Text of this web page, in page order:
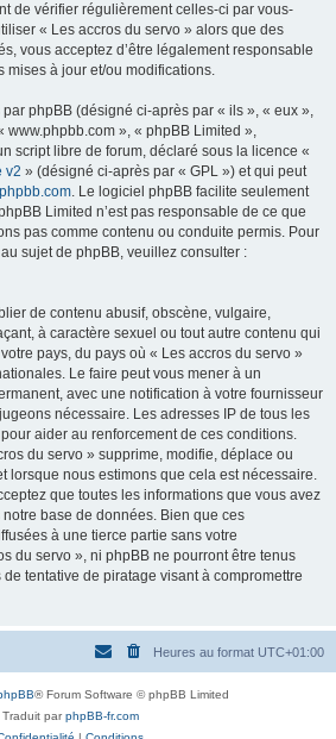
de vérifier régulièrement celles-ci par vous-
« Les accros du servo » alors que des
vous acceptez d’être légalement responsable
mises à jour et/ou modifications.
phpBB (désigné ci-après par « ils », « eux »,
www.phpbb.com », « phpBB Limited »,
script libre de forum, déclaré sous la licence «
v2 » (désigné ci-après par « GPL ») et qui peut
. Le logiciel phpBB facilite seulement
Limited n’est pas responsable de ce que
pas comme contenu ou conduite permis. Pour
sujet de phpBB, veuillez consulter :
de contenu abusif, obscène, vulgaire,
à caractère sexuel ou tout autre contenu qui
pays, du pays où « Les accros du servo »
Le faire peut vous mener à un
avec une notification à votre fournisseur
nécessaire. Les adresses IP de tous les
aider au renforcement de ces conditions.
du servo » supprime, modifie, déplace ou
lorsque nous estimons que cela est nécessaire.
que toutes les informations que vous avez
base de données. Bien que ces
à une tierce partie sans votre
du servo », ni phpBB ne pourront être tenus
tentative de piratage visant à compromettre
Heures au format UTC+01:00
® Forum Software © phpBB Limited
Traduit parphpBB-fr.com